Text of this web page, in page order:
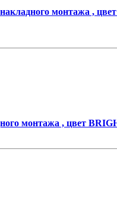
монтажа ,
монтажа , цвет